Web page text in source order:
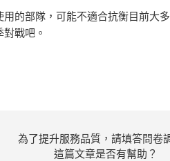
的部隊，可能不適合抗衡目前大
戰吧。
為了提升服務品質，請填答問卷
這篇文章是否有幫助？